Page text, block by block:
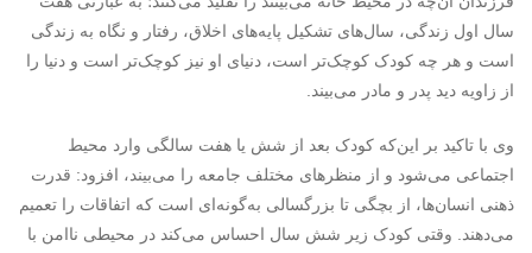
سال اول زندگی، سال‌های تشکیل پایه‌های اخلاق، رفتار و نگاه به زندگی
است و هر چه کودک کوچک‌تر است، دنیای او نیز کوچک‌تر است و دنیا را
از زاویه دید پدر و مادر می‌بیند.
وی با تاکید بر این‌که کودک بعد از شش یا هفت سالگی وارد محیط
اجتماعی می‌شود و از منظرهای مختلف جامعه را می‌بیند، افزود: قدرت
ذهنی انسان‌ها، از بچگی تا بزرگسالی به‌گونه‌ای است که اتفاقات را تعمیم
می‌دهند. وقتی کودک زیر شش سال احساس می‌کند در محیطی ناامن با